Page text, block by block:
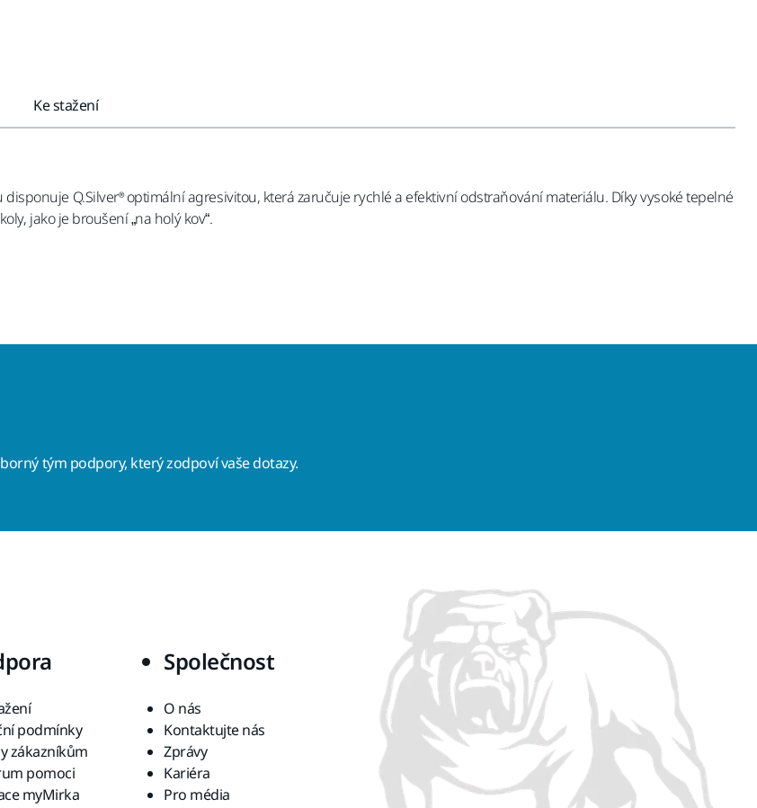
Ke stažení
Q.Silver® optimální agresivitou, která zaručuje rychlé a efektivní odstraňování materiálu. Díky vysoké tepelné
jako je broušení „na holý kov“.
tým podpory, který zodpoví vaše dotazy.
podmínky
zákazníkům
pomoci
myMirka
Společnost
O nás
Kontaktujte nás
Zprávy
Kariéra
Pro média